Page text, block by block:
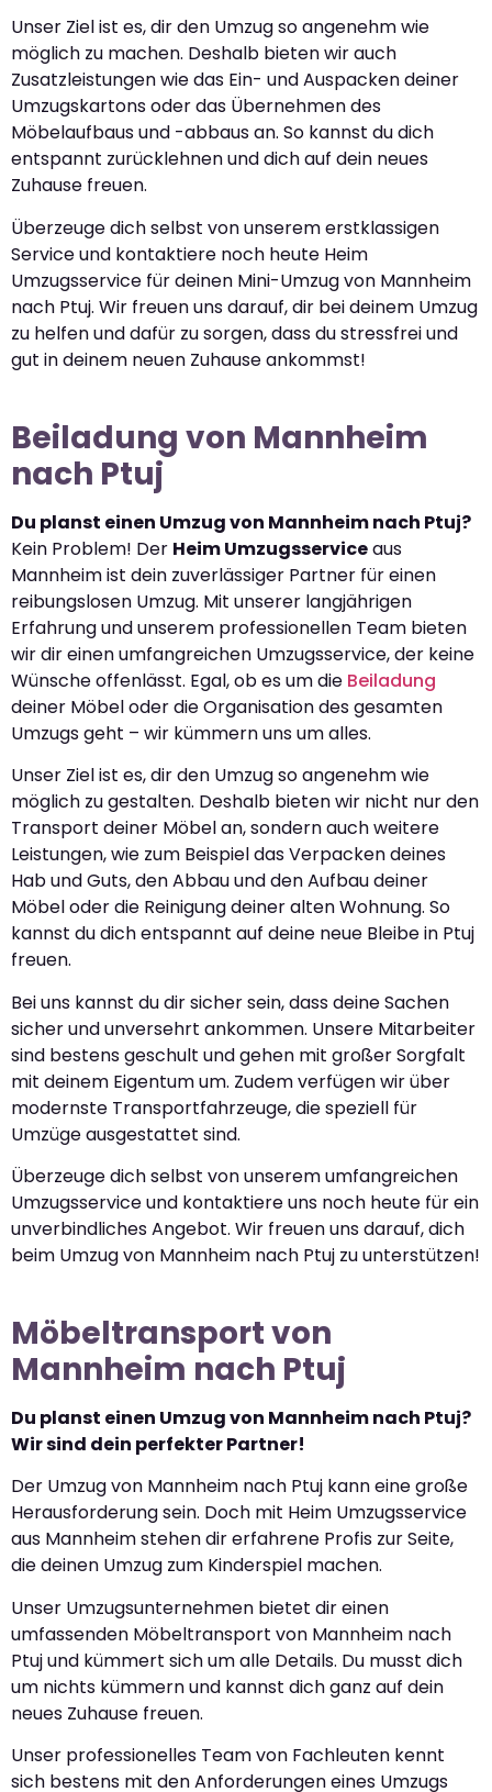
Unser Ziel ist es, dir den Umzug so angenehm wie
möglich zu machen. Deshalb bieten wir auch
Zusatzleistungen wie das Ein- und Auspacken deiner
Umzugskartons oder das Übernehmen des
Möbelaufbaus und -abbaus an. So kannst du dich
entspannt zurücklehnen und dich auf dein neues
Zuhause freuen.
Überzeuge dich selbst von unserem erstklassigen
Service und kontaktiere noch heute Heim
Umzugsservice für deinen Mini-Umzug von Mannheim
nach Ptuj. Wir freuen uns darauf, dir bei deinem Umzug
zu helfen und dafür zu sorgen, dass du stressfrei und
gut in deinem neuen Zuhause ankommst!
Beiladung von Mannheim
nach Ptuj
Du planst einen Umzug von Mannheim nach Ptuj?
Kein Problem! Der Heim Umzugsserviceaus
Mannheim ist dein zuverlässiger Partner für einen
reibungslosen Umzug. Mit unserer langjährigen
Erfahrung und unserem professionellen Team bieten
wir dir einen umfangreichen Umzugsservice, der keine
Wünsche offenlässt. Egal, ob es um die Beiladung
deiner Möbel oder die Organisation des gesamten
Umzugs geht – wir kümmern uns um alles.
Unser Ziel ist es, dir den Umzug so angenehm wie
möglich zu gestalten. Deshalb bieten wir nicht nur den
Transport deiner Möbel an, sondern auch weitere
Leistungen, wie zum Beispiel das Verpacken deines
Hab und Guts, den Abbau und den Aufbau deiner
Möbel oder die Reinigung deiner alten Wohnung. So
kannst du dich entspannt auf deine neue Bleibe in Ptuj
freuen.
Bei uns kannst du dir sicher sein, dass deine Sachen
sicher und unversehrt ankommen. Unsere Mitarbeiter
sind bestens geschult und gehen mit großer Sorgfalt
mit deinem Eigentum um. Zudem verfügen wir über
modernste Transportfahrzeuge, die speziell für
Umzüge ausgestattet sind.
Überzeuge dich selbst von unserem umfangreichen
Umzugsservice und kontaktiere uns noch heute für ein
unverbindliches Angebot. Wir freuen uns darauf, dich
beim Umzug von Mannheim nach Ptuj zu unterstützen!
Möbeltransport von
Mannheim nach Ptuj
Du planst einen Umzug von Mannheim nach Ptuj?
Wir sind dein perfekter Partner!
Der Umzug von Mannheim nach Ptuj kann eine große
Herausforderung sein. Doch mit Heim Umzugsservice
aus Mannheim stehen dir erfahrene Profis zur Seite,
die deinen Umzug zum Kinderspiel machen.
Unser Umzugsunternehmen bietet dir einen
umfassenden Möbeltransport von Mannheim nach
Ptuj und kümmert sich um alle Details. Du musst dich
um nichts kümmern und kannst dich ganz auf dein
neues Zuhause freuen.
Unser professionelles Team von Fachleuten kennt
sich bestens mit den Anforderungen eines Umzugs